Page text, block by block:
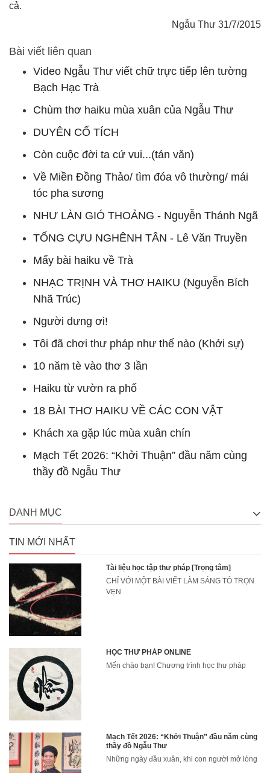
cả.
Ngẫu Thư 31/7/2015
Bài viết liên quan
Video Ngẫu Thư viết chữ trực tiếp lên tường
Bạch Hạc Trà
Chùm thơ haiku mùa xuân của Ngẫu Thư
DUYÊN CỔ TÍCH
Còn cuộc đời ta cứ vui...(tản văn)
Về Miền Đồng Thảo/ tìm đóa vô thường/ mái
tóc pha sương
NHƯ LÀN GIÓ THOẢNG - Nguyễn Thánh Ngã
TỐNG CỰU NGHÊNH TÂN - Lê Văn Truyền
Mấy bài haiku về Trà
NHẠC TRỊNH VÀ THƠ HAIKU (Nguyễn Bích
Nhã Trúc)
Người dưng ơi!
Tôi đã chơi thư pháp như thế nào (Khởi sự)
10 năm tè vào thơ 3 lần
Haiku từ vườn ra phố
18 BÀI THƠ HAIKU VỀ CÁC CON VẬT
Khách xa gặp lúc mùa xuân chín
Mạch Tết 2026: “Khởi Thuận” đầu năm cùng
thầy đồ Ngẫu Thư
DANH MỤC
TIN MỚI NHẤT
Tài liệu học tập thư pháp [Trọng tâm]
CHỈ VỚI MỘT BÀI VIẾT LÀM SÁNG TỎ TRỌN
VẸN
HỌC THƯ PHÁP ONLINE
Mến chào bạn! Chương trình học thư pháp
Mạch Tết 2026: “Khởi Thuận” đầu năm cùng
thầy đồ Ngẫu Thư
Những ngày đầu xuân, khi con người mở lòng